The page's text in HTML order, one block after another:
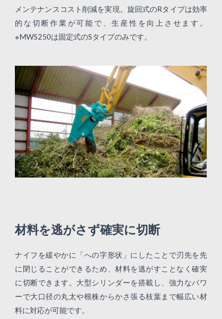
メンテナンスコスト削減を実現。旋回式のRタイプは効率
的な切断作業が可能で、生産性を向上させます。
※MWS250は固定式のSタイプのみです。
材料を逃がさず確実に切断
ナイフを緩やかに「への字形状」にしたことで刃先を先
に閉じることができるため、材料を逃がすことなく確実
に切断できます。大型シリンダーを搭載し、強力なパワ
ーで大口径の丸太や根株からかさ張る枝葉まで幅広い材
料に対応が可能です。